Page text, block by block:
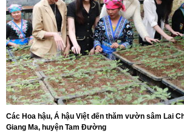
Các Hoa hậu, Á hậu Việt đến thăm vườn sâm Lai
Giang Ma, huyện Tam Đường